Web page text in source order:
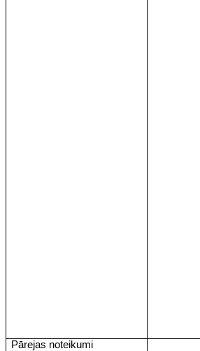
Pārejas noteikumi